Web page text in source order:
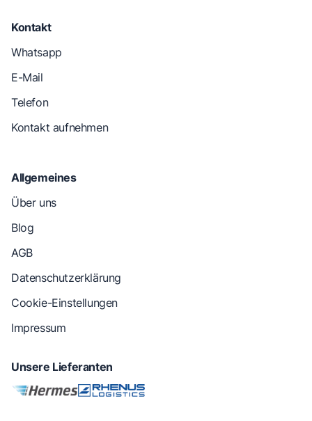
Kontakt
Whatsapp
E-Mail
Telefon
Kontakt aufnehmen
Allgemeines
Über uns
Blog
AGB
Datenschutzerklärung
Cookie-Einstellungen
Impressum
Unsere Lieferanten